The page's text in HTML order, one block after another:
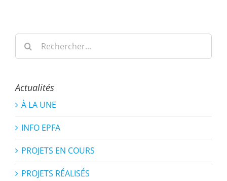
Rechercher:
Actualités
À LA UNE
INFO EPFA
PROJETS EN COURS
PROJETS RÉALISÉS